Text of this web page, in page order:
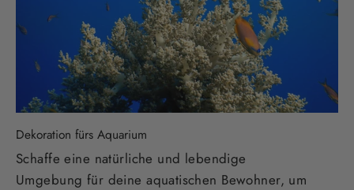
Dekoration fürs Aquarium
Schaffe eine natürliche und lebendige
Umgebung für deine aquatischen Bewohner, um